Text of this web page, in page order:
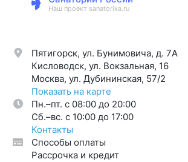
Наш проект sanatorika.ru
Пятигорск, ул. Бунимовича, д. 7A
Кисловодск, ул. Вокзальная, 16
Москва, ул. Дубининская, 57/2
Показать на карте
Пн.–пт. с 08:00 до 20:00
Cб.–вс. с 10:00 до 17:00
Контакты
Способы оплаты
Рассрочка и кредит